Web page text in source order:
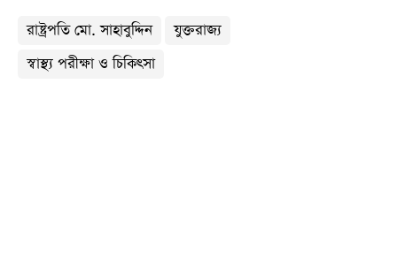
রাষ্ট্রপতি মো. সাহাবুদ্দিন
যুক্তরাজ্য
স্বাস্থ্য পরীক্ষা ও চিকিৎসা